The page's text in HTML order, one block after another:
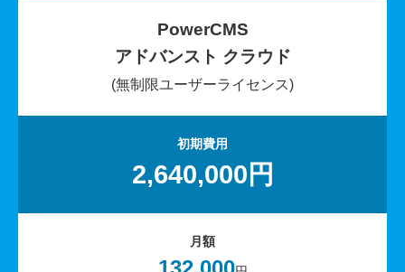
PowerCMS
アドバンスト クラウド
(無制限ユーザーライセンス)
初期費用
2,640,000円
月額